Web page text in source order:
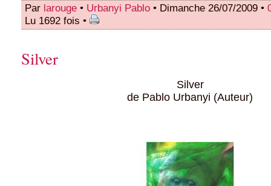
Par larouge • Urbanyi Pablo • Dimanche 26/07/2009 •
Lu 1692 fois •
Silver
Silver
de Pablo Urbanyi (Auteur)